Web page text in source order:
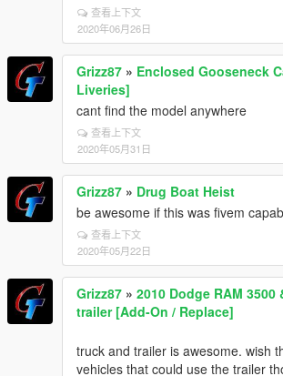
查看上下文
2020年06月26日
Grizz87 » Enclosed Gooseneck
Liveries]
cant find the model anywhere
查看上下文
2020年05月31日
Grizz87 » Drug Boat Heist
be awesome if this was fivem
查看上下文
2020年05月22日
Grizz87 » 2010 Dodge RAM 3500
trailer [Add-On / Replace]
truck and trailer is awesome. wish
vehicles that could use the trailer